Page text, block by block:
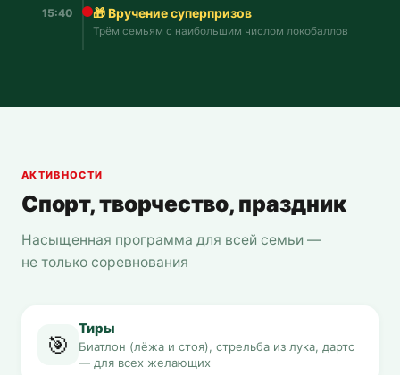
15:40 🎁 Вручение суперпризов
Трём семьям с наибольшим числом локобаллов
АКТИВНОСТИ
Спорт, творчество, праздник
Насыщенная программа для всей семьи —
не только соревнования
🎯
Тиры
Биатлон (лёжа и стоя), стрельба из лука, дартс
— для всех желающих